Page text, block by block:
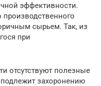
эффективности.
сырьем. Так, из
при
отсутствуют полезные
захоронению